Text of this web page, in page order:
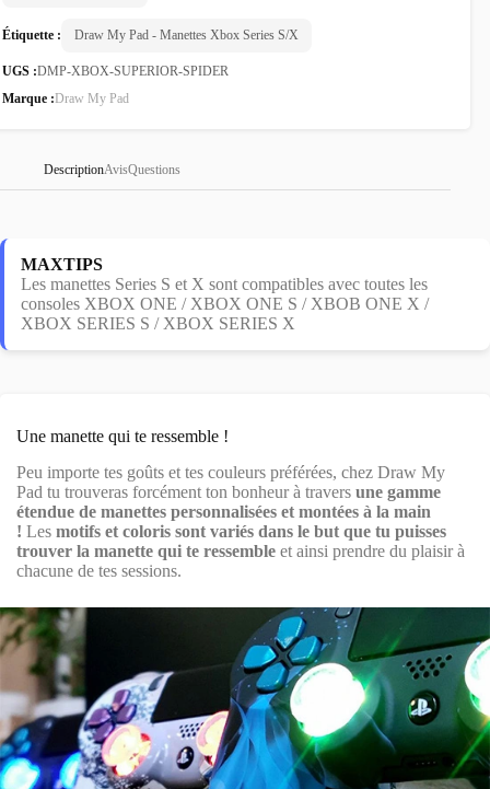
Étiquette : Draw My Pad - Manettes Xbox Series S/X
UGS :DMP-XBOX-SUPERIOR-SPIDER
Marque :Draw My Pad
DescriptionAvisQuestions
MAXTIPS
Les manettes Series S et X sont compatibles avec toutes les
consoles XBOX ONE / XBOX ONE S / XBOB ONE X /
XBOX SERIES S / XBOX SERIES X
Une manette qui te ressemble !
Peu importe tes goûts et tes couleurs préférées, chez Draw My
Pad tu trouveras forcément ton bonheur à travers une gamme
étendue de manettes personnalisées et montées à la main
! Les motifs et coloris sont variés dans le but que tu puisses
trouver la manette qui te ressemble et ainsi prendre du plaisir à
chacune de tes sessions.